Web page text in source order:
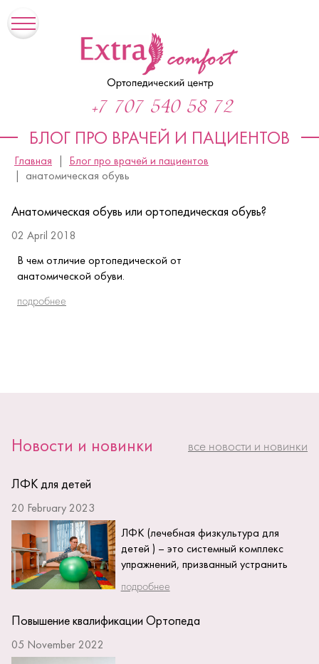
+7 707 540 58 72
БЛОГ ПРО ВРАЧЕЙ И ПАЦИЕНТОВ
Главная
Блог про врачей и пациентов
анатомическая обувь
Анатомическая обувь или ортопедическая обувь?
02 April 2018
В чем отличие ортопедической от
анатомической обуви.
подробнее
Новости и новинки все новости и новинки
ЛФК для детей
20 February 2023
ЛФК (лечебная физкультура для
детей ) – это системный комплекс
упражнений, призванный устранить
нарушение детских заболеваний или
травм, а также...
подробнее
Повышение квалификации Ортопеда
05 November 2022